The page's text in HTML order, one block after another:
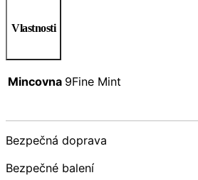
Vlastnosti
Mincovna 9Fine Mint
Bezpečná doprava
Bezpečné balení